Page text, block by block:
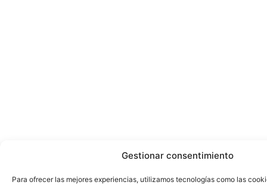
Gestionar consentimiento
Para ofrecer las mejores experiencias, utilizamos tecnologías como las